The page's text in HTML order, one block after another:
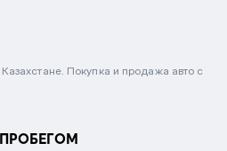
Покупка и продажа авто с